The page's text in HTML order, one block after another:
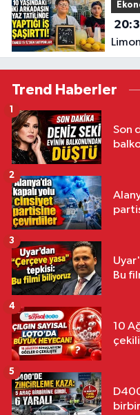
Trend Haberler
Son
1
2
Bu
3
10
4
5